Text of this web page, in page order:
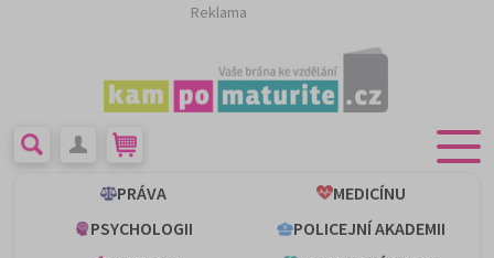
Reklama
PRÁVA
MEDICÍNU
PSYCHOLOGII
POLICEJNÍ AKADEMII